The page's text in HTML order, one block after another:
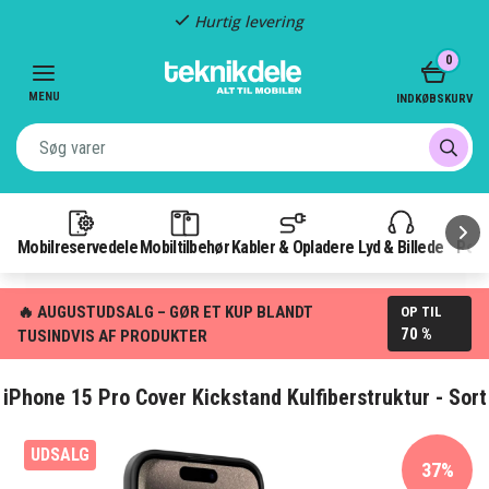
Hurtig levering
MENU
Mobilreservedele Mobiltilbehør Kabler & Opladere Lyd & Billede
0
INDKØBSKURV
🔥 AUGUSTUDSALG – GØR ET KUP BLANDT
TUSINDVIS AF PRODUKTER
OP TIL
70 %
iPhone 15 Pro Cover Kickstand Kulfiberstruktur - Sort
UDSALG
37%